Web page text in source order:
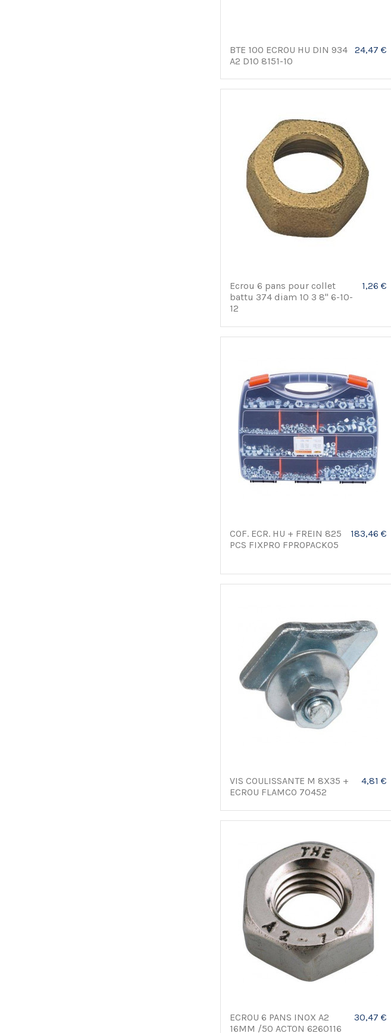
BTE 100 ECROU HU DIN 934
A2 D10 8151-10
24,47 €
Ecrou 6 pans pour collet
battu 374 diam 10 3 8" 6-10-
12
1,26 €
COF. ECR. HU + FREIN 825
PCS FIXPRO FPROPACK05
183,46 €
VIS COULISSANTE M 8X35 +
ECROU FLAMCO 70452
4,81 €
ECROU 6 PANS INOX A2
16MM /50 ACTON 6260116
30,47 €